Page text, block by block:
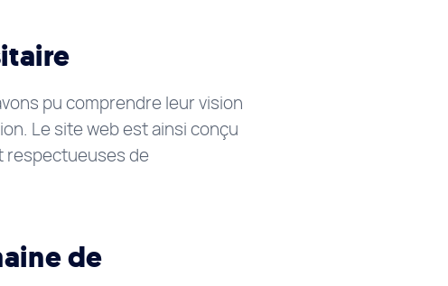
pu comprendre leur vision
Le site web est ainsi conçu
respectueuses de
de